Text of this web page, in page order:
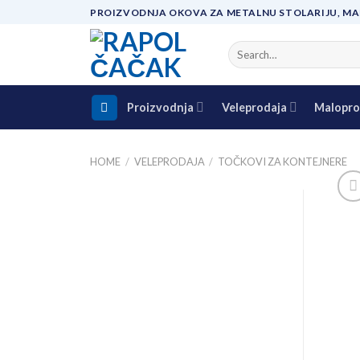
PROIZVODNJA OKOVA ZA METALNU STOLARIJU,
Search
for:
Proizvodnja Veleprodaja
HOME / VELEPRODAJA / TOČKOVI ZA KONTEJNERE